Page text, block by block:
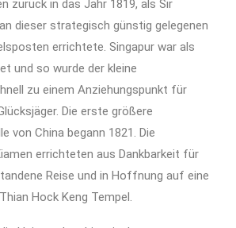
zurück in das Jahr 1819, als Sir
dieser strategisch günstig gelegenen
errichtete. Singapur war als
und so wurde der kleine
zu einem Anziehungspunkt für
Die erste größere
von China begann 1821. Die
errichteten aus Dankbarkeit für
Reise und in Hoffnung auf eine
Hock Keng Tempel.